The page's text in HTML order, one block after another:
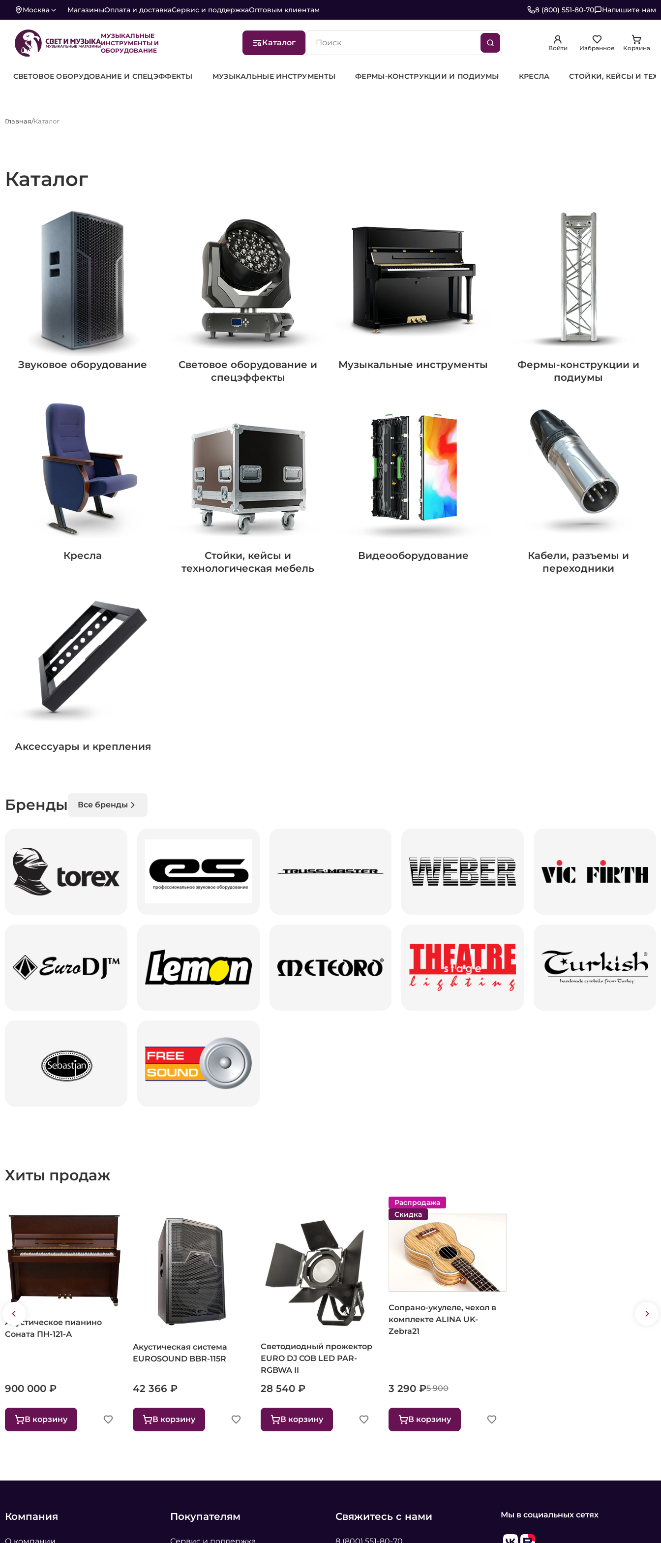
Москва МагазиныОплата и доставкаСервис и поддержкаОптовым клиентам 8 (800) 551-80-70 Напишите нам
МУЗЫКАЛЬНЫЕ
ИНСТРУМЕНТЫ И
ОБОРУДОВАНИЕ
Каталог
Войти Избранное Корзина
СВЕТОВОЕ ОБОРУДОВАНИЕ И СПЕЦЭФФЕКТЫ МУЗЫКАЛЬНЫЕ ИНСТРУМЕНТЫ ФЕРМЫ-КОНСТРУКЦИИ И ПОДИУМЫ КРЕСЛА СТОЙКИ, КЕЙСЫ И
Главная Каталог
Каталог
Звуковое оборудование
Световое оборудование и
спецэффекты
Музыкальные инструменты
Фермы-конструкции и
подиумы
Кресла
Стойки, кейсы и
технологическая мебель
Видеооборудование
Кабели, разъемы и
переходники
Аксессуары и крепления
Бренды Все бренды
Хиты продаж
Акустическое пианино
Соната ПН-121-А
900 000 ₽
В корзину
Акустическая система
EUROSOUND BBR-115R
42 366 ₽
В корзину
Светодиодный прожектор
EURO DJ COB LED PAR-
RGBWA II
28 540 ₽
В корзину
Распродажа
Скидка
Сопрано-укулеле, чехол в
комплекте ALINA UK-
Zebra21
3 290 ₽5 900
В корзину
Компания Покупателям Свяжитесь с нами Мы в социальных сетях